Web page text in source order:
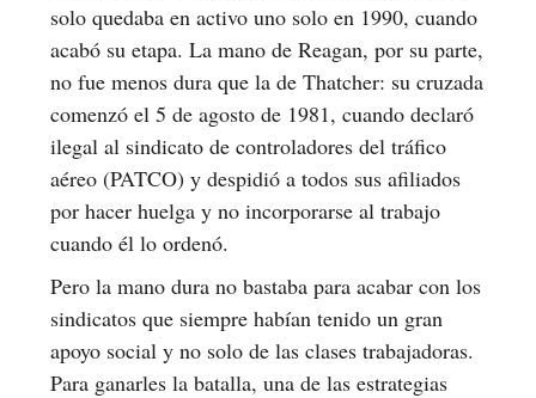
solo quedaba en activo uno solo en 1990, cuando
acabó su etapa. La mano de Reagan, por su parte,
no fue menos dura que la de Thatcher: su cruzada
comenzó el 5 de agosto de 1981, cuando declaró
ilegal al sindicato de controladores del tráfico
aéreo (PATCO) y despidió a todos sus afiliados
por hacer huelga y no incorporarse al trabajo
cuando él lo ordenó.
Pero la mano dura no bastaba para acabar con los
sindicatos que siempre habían tenido un gran
apoyo social y no solo de las clases trabajadoras.
Para ganarles la batalla, una de las estrategias